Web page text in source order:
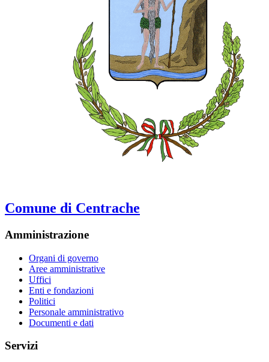
Comune di Centrache
Amministrazione
Organi di governo
Aree amministrative
Uffici
Enti e fondazioni
Politici
Personale amministrativo
Documenti e dati
Servizi